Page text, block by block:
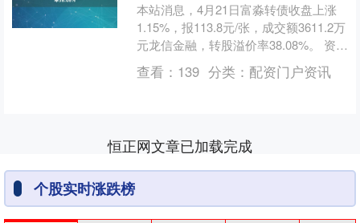
本站消息，4月21日富淼转债收盘上涨
1.15%，报113.8元/张，成交额3611.2万
元龙信金融，转股溢价率38.08%。 资料
显示，富淼转债信用级别为“A+....
查看： 139 分类： 配资门户资讯
恒正网文章已加载完成
个股实时涨跌榜